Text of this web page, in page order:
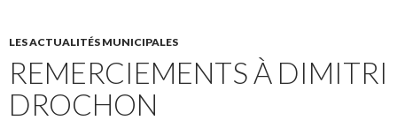
LES ACTUALITÉS MUNICIPALES
REMERCIEMENTS À DIMITRI
DROCHON